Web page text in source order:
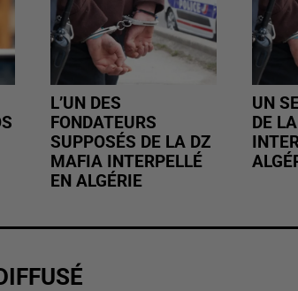
L’UN DES
FONDATEURS
SUPPOSÉS DE LA DZ
MAFIA INTERPELLÉ
EN ALGÉRIE
UN
DE